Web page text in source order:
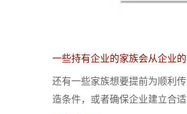
一些持有企业的家族会从企业
还有一些家族想要提前为顺利
造条件，或者确保企业建立合适